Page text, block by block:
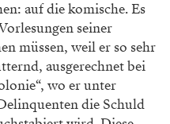
auf die komische. Es
seiner
müssen, weil er so sehr
ausgerechnet bei
wo er unter
die Schuld